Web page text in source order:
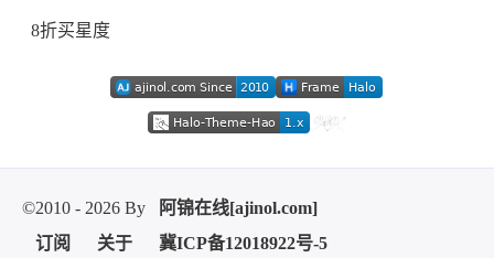
8折买星度
©2010 - 2026 By
阿锦在线[ajinol.com]
订阅
关于 冀ICP备12018922号-5